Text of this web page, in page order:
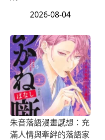
2026-08-04
朱音落語漫畫感想：充
滿人情與牽絆的落語家